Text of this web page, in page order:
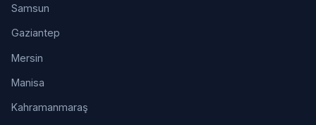
Samsun
Gaziantep
Mersin
Manisa
Kahramanmaraş